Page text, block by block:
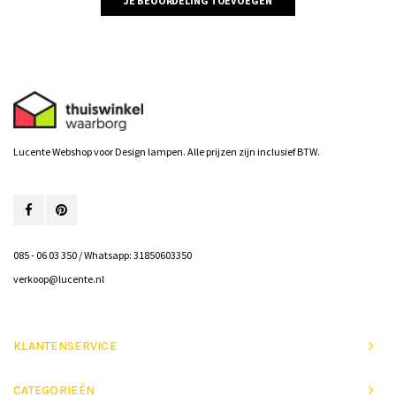
Lucente Webshop voor Design lampen. Alle prijzen zijn inclusief BTW.
085 - 06 03 350 / Whatsapp: 31850603350
verkoop@lucente.nl
KLANTENSERVICE
CATEGORIEËN